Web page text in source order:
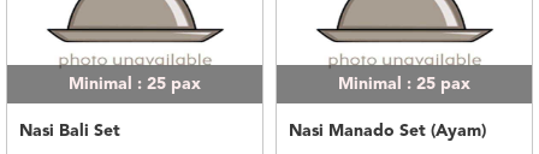
Minimal : 25 pax
Nasi Bali Set
Minimal : 25 pax
Nasi Manado Set (Ayam)